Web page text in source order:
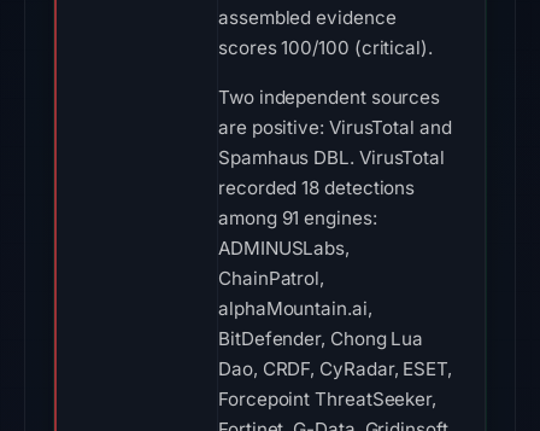
assembled evidence
scores 100/100 (critical).
Two independent sources
are positive: VirusTotal and
Spamhaus DBL. VirusTotal
recorded 18 detections
among 91 engines:
ADMINUSLabs,
ChainPatrol,
alphaMountain.ai,
BitDefender, Chong Lua
Dao, CRDF, CyRadar, ESET,
Forcepoint ThreatSeeker,